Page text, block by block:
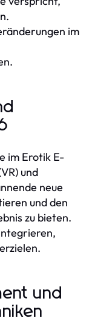
im
im Erotik E-
und
neue
und den
zu bieten.
und